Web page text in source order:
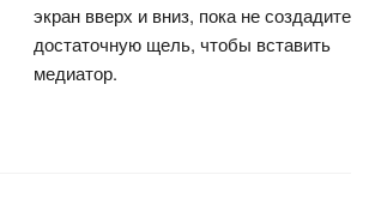
экран вверх и вниз, пока не создадите
достаточную щель, чтобы вставить
медиатор.